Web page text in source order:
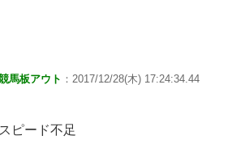
馬板アウト ：2017/12/28(木) 17:24:34.44
ピード不足